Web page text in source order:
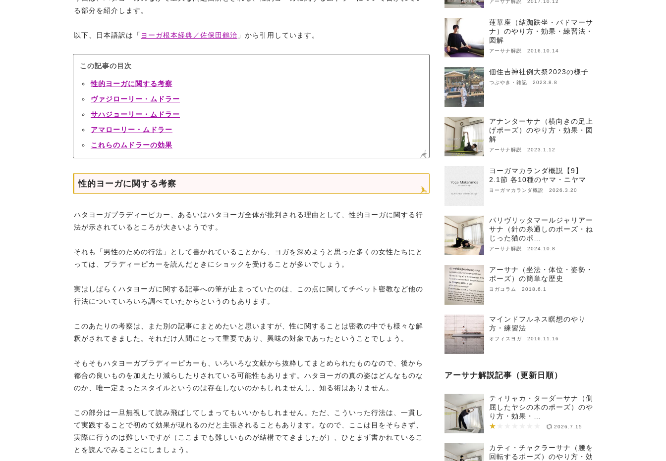
る部分を紹介します。
以下、日本語訳は「 ヨーガ根本経典／佐保田鶴治 」から引用しています。
この記事の目次
性的ヨーガに関する考察
ヴァジローリー・ムドラー
サハジョーリー・ムドラー
アマローリー・ムドラー
これらのムドラーの効果
性的ヨーガに関する考察
ハタヨーガプラディーピカー、あるいはハタヨーガ全体が批判される理由として、性的ヨーガに関する行
法が示されているところが大きいようです。
それも「男性のための行法」として書かれていることから、ヨガを深めようと思った多くの女性たちにと
っては、プラディーピカーを読んだときにショックを受けることが多いでしょう。
実はしばらくハタヨーガに関する記事への筆が止まっていたのは、この点に関してチベット密教など他の
行法についていろいろ調べていたからというのもあります。
このあたりの考察は、また別の記事にまとめたいと思いますが、性に関することは密教の中でも様々な解
釈がされてきました。それだけ人間にとって重要であり、興味の対象であったということでしょう。
そもそもハタヨーガプラディーピカーも、いろいろな文献から抜粋してまとめられたものなので、後から
都合の良いものを加えたり減らしたりされている可能性もあります。ハタヨーガの真の姿はどんなものな
のか、唯一定まったスタイルというのは存在しないのかもしれませんし、知る術はありません。
この部分は一旦無視して読み飛ばしてしまってもいいかもしれません。ただ、こういった行法は、一貫し
て実践することで初めて効果が現れるのだと主張されることもあります。なので、ここは目をそらさず、
実際に行うのは難しいですが（ここまでも難しいものが結構でてきましたが）、ひとまず書かれているこ
とを読んでみることにしましょう。
アーサナ解説 2017.10.12
蓮華座（結跏趺坐・パドマーサ
ナ）のやり方・効果・練習法・
図解
アーサナ解説 2016.10.14
佃住吉神社例大祭2023の様子
つぶやき・雑記 2023.8.8
アナンターサナ（横向きの足上
げポーズ）のやり方・効果・図
解
アーサナ解説 2023.1.12
ヨーガマカランダ概説【9】
2.1節 各10種のヤマ・ニヤマ
ヨーガマカランダ概説 2026.3.20
パリヴリッタマールジャリアー
サナ（針の糸通しのポーズ・ね
じった猫のポ…
アーサナ解説 2024.10.8
アーサナ（坐法・体位・姿勢・
ポーズ）の簡単な歴史
ヨガコラム 2018.6.1
マインドフルネス瞑想のやり
方・練習法
オフィスヨガ 2016.11.16
アーサナ解説記事（更新日順）
ティリャカ・ターダーサナ（側
屈したヤシの木のポーズ）のや
り方・効果・…
★
★★★★★★★ 2026.7.15
カティ・チャクラーサナ（腰を
回転するポーズ）のやり方・効